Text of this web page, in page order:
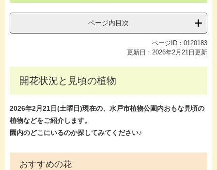
ページ内目次
ページID：0120183
更新日：2026年2月21日更新
開花状況と見頃の植物
2026年2月21日(土曜日)現在の、水戸市植物公園内おもな見頃の
植物などをご紹介します。
園内のどこにいるのか探してみてください♪
おすすめの花